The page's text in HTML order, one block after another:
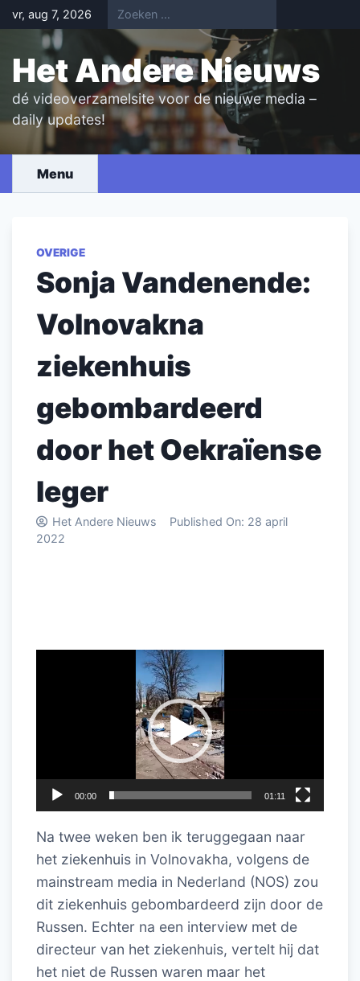
Skip
to
content
vr, aug 7, 2026
Het Andere Nieuws
dé videoverzamelsite voor de nieuwe media –
daily updates!
Menu
OVERIGE
Sonja Vandenende:
Volnovakna
ziekenhuis
gebombardeerd
door het Oekraïense
leger
Het Andere Nieuws Published On: 28 april
2022
00:00 01:11
Na twee weken ben ik teruggegaan naar
het ziekenhuis in Volnovakha, volgens de
mainstream media in Nederland (NOS) zou
dit ziekenhuis gebombardeerd zijn door de
Russen. Echter na een interview met de
directeur van het ziekenhuis, vertelt hij dat
het niet de Russen waren maar het